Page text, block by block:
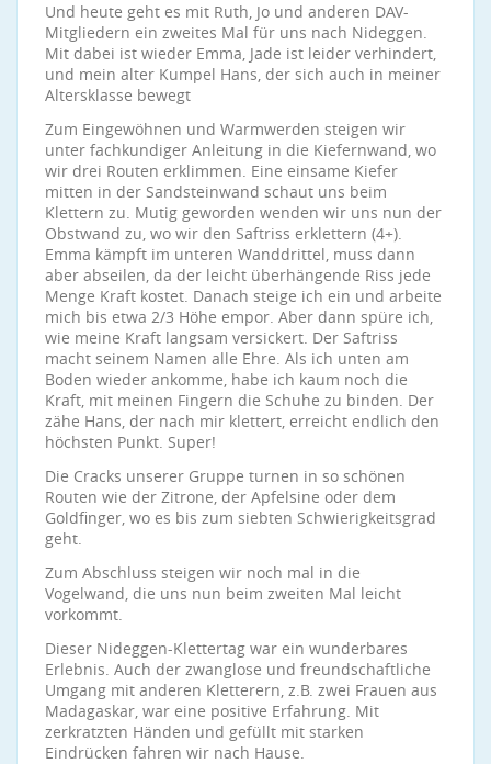
Und heute geht es mit Ruth, Jo und anderen DAV-
Mitgliedern ein zweites Mal für uns nach Nideggen.
Mit dabei ist wieder Emma, Jade ist leider verhindert,
und mein alter Kumpel Hans, der sich auch in meiner
Altersklasse bewegt
Zum Eingewöhnen und Warmwerden steigen wir
unter fachkundiger Anleitung in die Kiefernwand, wo
wir drei Routen erklimmen. Eine einsame Kiefer
mitten in der Sandsteinwand schaut uns beim
Klettern zu. Mutig geworden wenden wir uns nun der
Obstwand zu, wo wir den Saftriss erklettern (4+).
Emma kämpft im unteren Wanddrittel, muss dann
aber abseilen, da der leicht überhängende Riss jede
Menge Kraft kostet. Danach steige ich ein und arbeite
mich bis etwa 2/3 Höhe empor. Aber dann spüre ich,
wie meine Kraft langsam versickert. Der Saftriss
macht seinem Namen alle Ehre. Als ich unten am
Boden wieder ankomme, habe ich kaum noch die
Kraft, mit meinen Fingern die Schuhe zu binden. Der
zähe Hans, der nach mir klettert, erreicht endlich den
höchsten Punkt. Super!
Die Cracks unserer Gruppe turnen in so schönen
Routen wie der Zitrone, der Apfelsine oder dem
Goldfinger, wo es bis zum siebten Schwierigkeitsgrad
geht.
Zum Abschluss steigen wir noch mal in die
Vogelwand, die uns nun beim zweiten Mal leicht
vorkommt.
Dieser Nideggen-Klettertag war ein wunderbares
Erlebnis. Auch der zwanglose und freundschaftliche
Umgang mit anderen Kletterern, z.B. zwei Frauen aus
Madagaskar, war eine positive Erfahrung. Mit
zerkratzten Händen und gefüllt mit starken
Eindrücken fahren wir nach Hause.